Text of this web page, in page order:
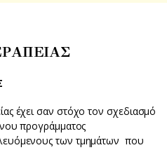
έχει σαν στόχο τον σχεδιασμό
προγράμματος
των τμημάτων που